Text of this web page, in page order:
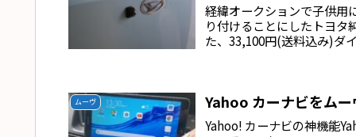
経緯オークションで子供用
り付けることにしたトヨ
た、33,100円(送料込み)ダ
ムーヴ Yahoo カーナビをム
Yahoo! カーナビの神機能